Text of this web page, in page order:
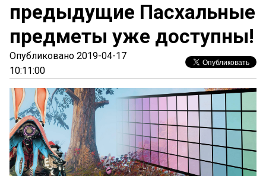
предыдущие Пасхальные
предметы уже доступны!
Опубликовано 2019-04-17
10:11:00